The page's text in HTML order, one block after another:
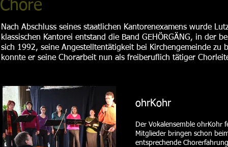
Chöre
Nach Abschluss seines staatlichen Kantorenexamens wurde
klassischen Kantorei entstand die Band GEHÖRGÄNG, in der
sich 1992, seine Angestelltentätigkeit bei Kirchengemeinde
konnte er seine Chorarbeit nun als freiberuflich tätiger
ohrKohr
Der Vokalensemble ohrKohr
Mitglieder bringen schon
entsprechende